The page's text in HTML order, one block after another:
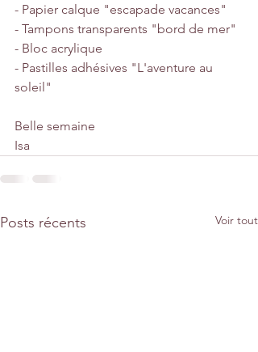
- Papier calque "escapade vacances"
- Tampons transparents "bord de mer"
- Bloc acrylique
- Pastilles adhésives "L'aventure au
soleil"
Belle semaine
Isa
Posts récents Voir tout